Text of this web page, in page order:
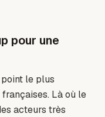
pour une
le plus
Là où le
acteurs très